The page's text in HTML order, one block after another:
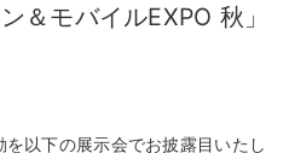
＆モバイルEXPO 秋」
以下の展示会でお披露目いたし